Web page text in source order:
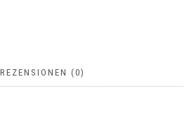
REZENSIONEN (0)